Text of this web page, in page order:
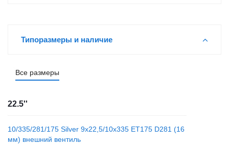
Типоразмеры и наличие
Все размеры
22.5''
10/335/281/175 Silver 9x22,5/10x335 ET175 D281 (16
мм) внешний вентиль